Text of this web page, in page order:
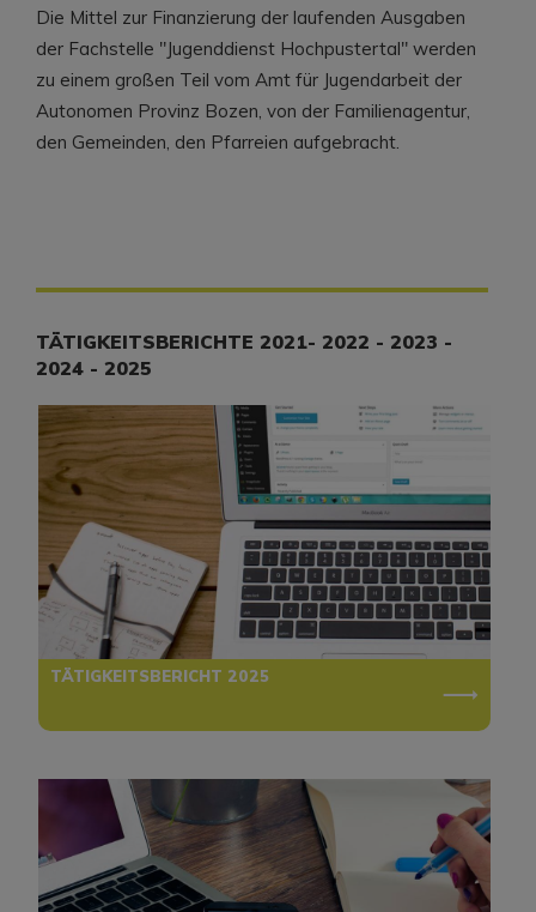
Die Mittel zur Finanzierung der laufenden Ausgaben
der Fachstelle "Jugenddienst Hochpustertal" werden
zu einem großen Teil vom Amt für Jugendarbeit der
Autonomen Provinz Bozen, von der Familienagentur,
den Gemeinden, den Pfarreien aufgebracht.
TÄTIGKEITSBERICHTE 2021- 2022 - 2023 -
2024 - 2025
TÄTIGKEITSBERICHT 2025